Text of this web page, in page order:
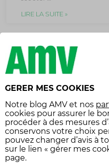
LIRE LA SUITE »
SUPERCARS AU
SALON
RÉTROMOBILE
2026 : UNE
PREMIÈRE
MONDIALE
GERER MES COOKIES
Notre blog AMV et nos
cookies pour assurer le
procéder à des mesures
conservons votre choix
pouvez changer d’avis à
sur le lien « gérer mes
page.